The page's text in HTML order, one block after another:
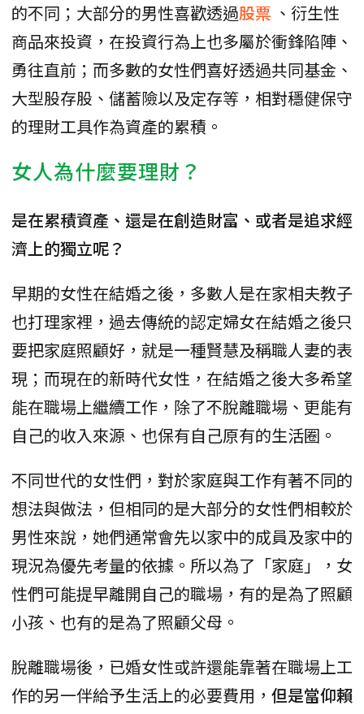
的不同；大部分的男性喜歡透過股票 、衍生性
商品來投資，在投資行為上也多屬於衝鋒陷陣、
勇往直前；而多數的女性們喜好透過共同基金、
大型股存股、儲蓄險以及定存等，相對穩健保守
的理財工具作為資產的累積。
女人為什麼要理財？
是在累積資產、還是在創造財富、或者是追求經
濟上的獨立呢？
早期的女性在結婚之後，多數人是在家相夫教子
也打理家裡，過去傳統的認定婦女在結婚之後只
要把家庭照顧好，就是一種賢慧及稱職人妻的表
現；而現在的新時代女性，在結婚之後大多希望
能在職場上繼續工作，除了不脫離職場、更能有
自己的收入來源、也保有自己原有的生活圈。
不同世代的女性們，對於家庭與工作有著不同的
想法與做法，但相同的是大部分的女性們相較於
男性來說，她們通常會先以家中的成員及家中的
現況為優先考量的依據。所以為了「家庭」，女
性們可能提早離開自己的職場，有的是為了照顧
小孩、也有的是為了照顧父母。
脫離職場後，已婚女性或許還能靠著在職場上工
作的另一伴給予生活上的必要費用， 但是當仰賴